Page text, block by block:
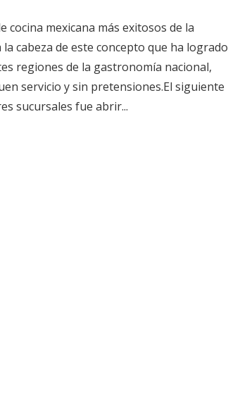
cocina mexicana más exitosos de la
cabeza de este concepto que ha logrado
regiones de la gastronomía nacional,
servicio y sin pretensiones.El siguiente
sucursales fue abrir...